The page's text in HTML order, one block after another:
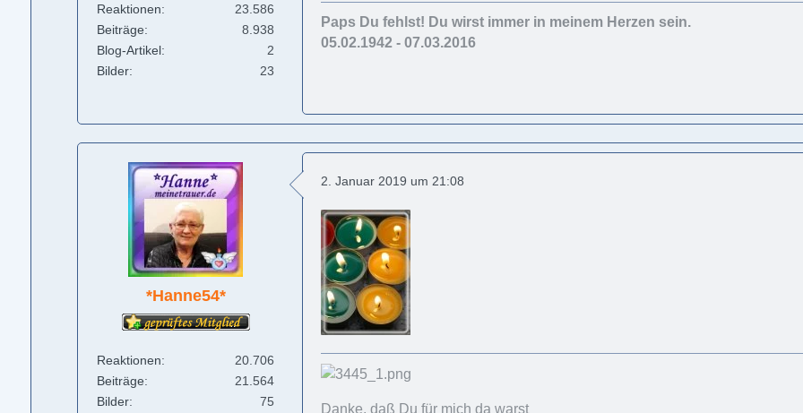
Reaktionen
23.586
Beiträge
8.938
Blog-Artikel
2
Bilder
23
Paps Du fehlst! Du wirst immer in meinem Herzen sein.
05.02.1942 - 07.03.2016
*Hanne54*
Reaktionen
20.706
Beiträge
21.564
Bilder
75
2. Januar 2019 um 21:08
Danke, daß Du für mich da warst